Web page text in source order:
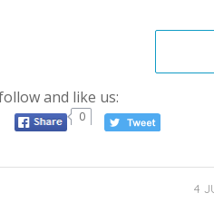
and like us:
0
4